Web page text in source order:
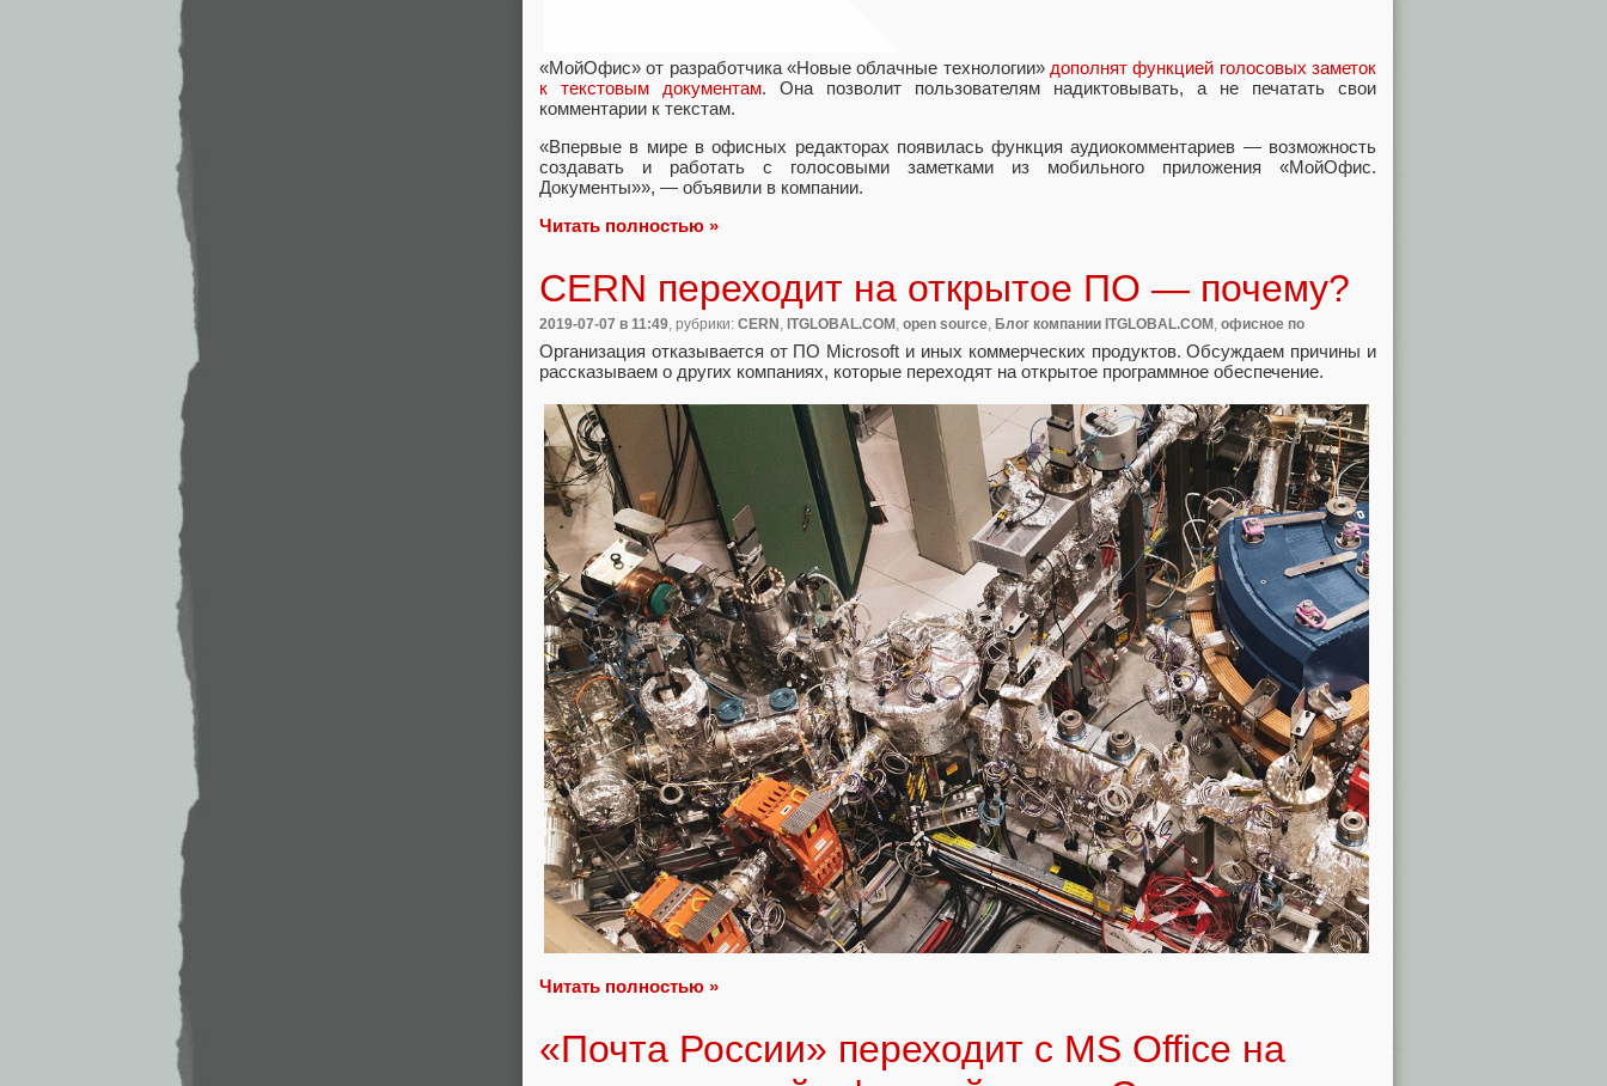
«МойОфис» от разработчика «Новые облачные технологии» дополнят функцией голосовых заметок
к текстовым документам. Она позволит пользователям надиктовывать, а не печатать свои
комментарии к текстам.
«Впервые в мире в офисных редакторах появилась функция аудиокомментариев — возможность
создавать и работать с голосовыми заметками из мобильного приложения «МойОфис.
Документы»», — объявили в компании.
Читать полностью »
CERN переходит на открытое ПО — почему?
2019-07-07 в 11:49, рубрики: CERN , ITGLOBAL.COM , open source, Блог компании ITGLOBAL.COM , офисное по
Организация отказывается от ПО Microsoft и иных коммерческих продуктов. Обсуждаем причины и
рассказываем о других компаниях, которые переходят на открытое программное обеспечение.
Читать полностью »
«Почта России» переходит с MS Office на